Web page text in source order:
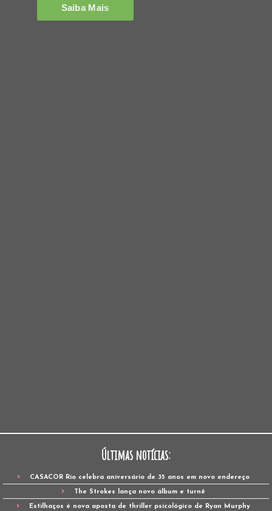
Últimas notícias:
CASACOR Rio celebra aniversário de 35 anos em novo endereço
The Strokes lança novo álbum e turnê
Estilhaços é nova aposta de thriller psicológico de Ryan Murphy